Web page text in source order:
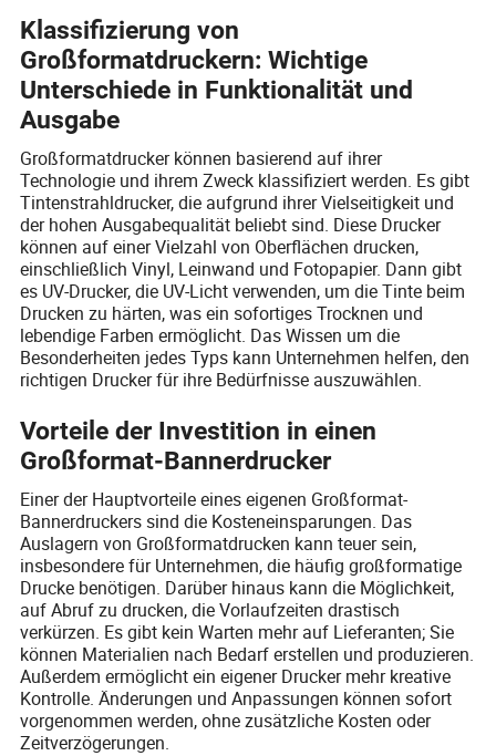
Klassifizierung von
Großformatdruckern: Wichtige
Unterschiede in Funktionalität und
Ausgabe
Großformatdrucker können basierend auf ihrer
Technologie und ihrem Zweck klassifiziert werden. Es gibt
Tintenstrahldrucker, die aufgrund ihrer Vielseitigkeit und
der hohen Ausgabequalität beliebt sind. Diese Drucker
können auf einer Vielzahl von Oberflächen drucken,
einschließlich Vinyl, Leinwand und Fotopapier. Dann gibt
es UV-Drucker, die UV-Licht verwenden, um die Tinte beim
Drucken zu härten, was ein sofortiges Trocknen und
lebendige Farben ermöglicht. Das Wissen um die
Besonderheiten jedes Typs kann Unternehmen helfen, den
richtigen Drucker für ihre Bedürfnisse auszuwählen.
Vorteile der Investition in einen
Großformat-Bannerdrucker
Einer der Hauptvorteile eines eigenen Großformat-
Bannerdruckers sind die Kosteneinsparungen. Das
Auslagern von Großformatdrucken kann teuer sein,
insbesondere für Unternehmen, die häufig großformatige
Drucke benötigen. Darüber hinaus kann die Möglichkeit,
auf Abruf zu drucken, die Vorlaufzeiten drastisch
verkürzen. Es gibt kein Warten mehr auf Lieferanten; Sie
können Materialien nach Bedarf erstellen und produzieren.
Außerdem ermöglicht ein eigener Drucker mehr kreative
Kontrolle. Änderungen und Anpassungen können sofort
vorgenommen werden, ohne zusätzliche Kosten oder
Zeitverzögerungen.